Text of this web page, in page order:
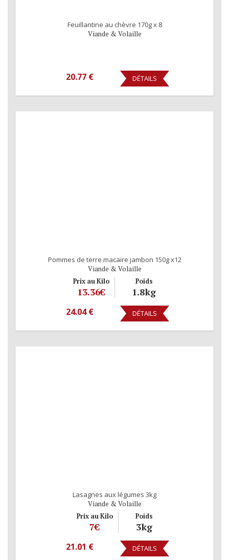
Feuillantine au chèvre 170g x 8
Viande & Volaille
20.77 € DÉTAILS
Pommes de terre macaire jambon 150g x12
Viande & Volaille
Prix au Kilo
13.36€
Poids
1.8kg
24.04 € DÉTAILS
Lasagnes aux légumes 3kg
Viande & Volaille
Prix au Kilo
7€
Poids
3kg
21.01 € DÉTAILS